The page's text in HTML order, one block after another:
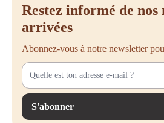
Vous souhaitez aménager votre bureau ou
manière plus efficace avec une armoire
portes coulissantes disponibles en
Vous avez des besoins spécifiques ou
meilleure solution de rangement ? N'hésitez
serons heureux de vous aider à choisir
idéale pour votre espace de travail !
Restez informé de nos
arrivées
Abonnez-vous à notre newsletter
S'abonner